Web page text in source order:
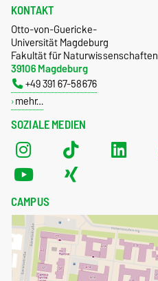
SOZIALE MEDIEN
KONTAKT
Otto-von-Guericke-
Universität Magdeburg
Fakultät für Naturwissenschaften
39106 Magdeburg
+49 391 67-58676
mehr…
CAMPUS